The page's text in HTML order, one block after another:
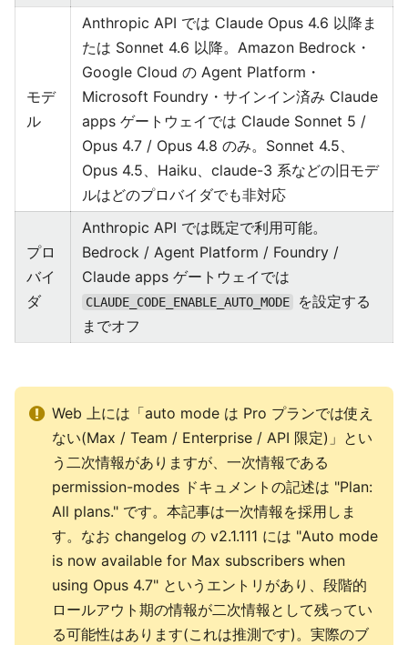
モデ
ル
Anthropic API では Claude Opus 4.6 以降ま
たは Sonnet 4.6 以降。Amazon Bedrock・
Google Cloud の Agent Platform・
Microsoft Foundry・サインイン済み Claude
apps ゲートウェイでは Claude Sonnet 5 /
Opus 4.7 / Opus 4.8 のみ。Sonnet 4.5、
Opus 4.5、Haiku、claude-3 系などの旧モデ
ルはどのプロバイダでも非対応
プロ
バイ
ダ
Anthropic API では既定で利用可能。
Bedrock / Agent Platform / Foundry /
Claude apps ゲートウェイでは
CLAUDE_CODE_ENABLE_AUTO_MODE
を設定する
までオフ
Web 上には「auto mode は Pro プランでは使え
ない(Max / Team / Enterprise / API 限定)」とい
う二次情報がありますが、一次情報である
permission-modes ドキュメントの記述は "Plan:
All plans." です。本記事は一次情報を採用しま
す。なお changelog の v2.1.111 には "Auto mode
is now available for Max subscribers when
using Opus 4.7" というエントリがあり、段階的
ロールアウト期の情報が二次情報として残ってい
る可能性はあります(これは推測です)。実際のブ